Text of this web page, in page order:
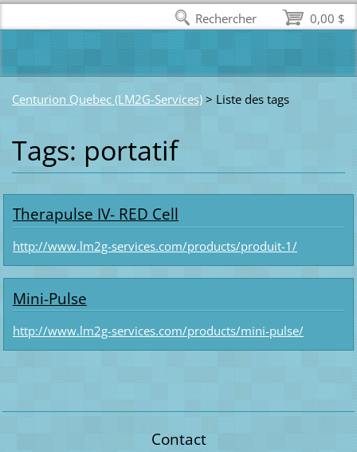
Centurion Quebec (LM2G-Services) > Liste des tags
Tags: portatif
Therapulse IV- RED Cell
http://www.lm2g-services.com/products/produit-1/
Mini-Pulse
http://www.lm2g-services.com/products/mini-pulse/
Contact
0,00 $
Rechercher